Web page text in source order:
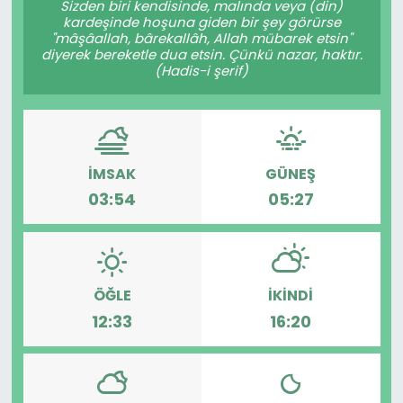
Sizden biri kendisinde, malında veya (din)
kardeşinde hoşuna giden bir şey görürse
"mâşâallah, bârekallâh, Allah mübarek etsin"
diyerek bereketle dua etsin. Çünkü nazar, haktır.
(Hadis-i şerif)
İMSAK
03:54
GÜNEŞ
05:27
ÖĞLE
12:33
İKINDI
16:20
KÜLTÜR SANAT
POLİTİKA
SAĞLIK
TEKNOLOJİ
Yaşam